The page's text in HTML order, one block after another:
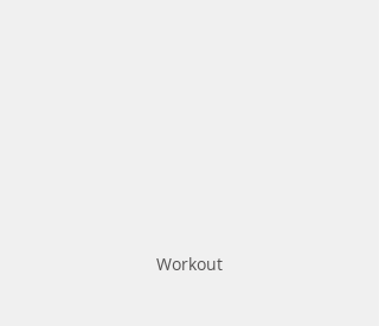
Workout